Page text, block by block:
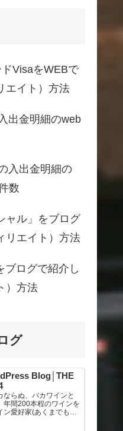
VisaをWEBで
エイト）方法
出金明細のweb
入出金明細の
数
ャル」をブログ
リエイト）方法
ブログで紹介し
）方法
グ
Blog│THE
ならぬ、バカワインと
年間200本程のワインを
ン愛好家(あくまでも素